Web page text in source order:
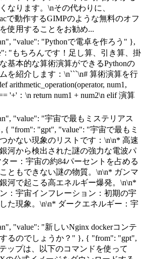
なります。\nその代わりに、
で動作するGIMPのような無料のオフ
使用することをお勧め...
"value": "Pythonで電卓を作ろう" },
"もちろんです！足し算、引き算、掛
基本的な算術演算ができるPythonの
を紹介します：\n```\n# 算術演算を行
arithmetic_operation(operator, num1,
'+'：\n return num1 + num2\n elif 演算
"value": "宇宙で最もミステリアス
{ "from": "gpt", "value": "宇宙で最もミ
かない現象のリストです：\n\n* 高速
河から検出された謎の強力な電波パ
ー：宇宙の約84パーセントを占める
ともできない謎の物質。\n\n* ガンマ
河で起こる高エネルギー爆発。\n\n*
：宇宙インフレーション：初期の宇
た現象。\n\n* ダークエネルギー：宇
"value": "新しいNginx dockerコンテ
るのでしょうか？" }, { "from": "gpt",
ップは、以下のコマンドを使って